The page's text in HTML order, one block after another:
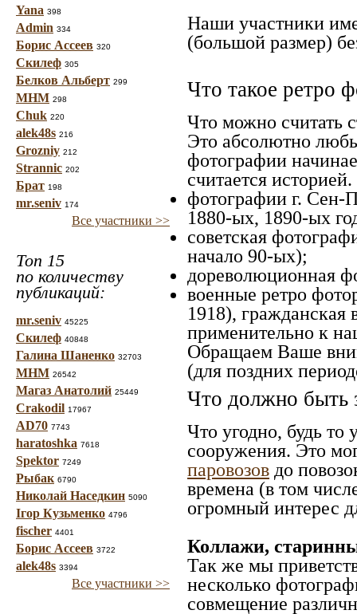
Yana 398
Admin 334
Борис Ассеев 320
Скилеф 305
Белков Альберт 299
МНМ 298
Chuk 220
alek48s 216
Grozniy 212
Strannic 202
Брат 198
mr.seniv 174
Все участники >>
Топ 15
по количеству
публикаций:
mr.seniv 45225
Скилеф 40848
Галина Шаненко 32703
МНМ 26542
Магаз Анатолий 25449
Crakodil 17967
AD70 7743
haratoshka 7618
Spektor 7249
Рыбак 6790
Николай Наседкин 5090
Ігор Кузьменко 4796
fischer 4401
Борис Ассеев 3722
alek48s 3394
Все участники >>
Наши участники
(большой размер)
Что такое ретро
Что можно считать
Это абсолютно
фотографии
считается
фотографии г. Сен-
1880-ых, 1890-ых
советская
начало 90-ых);
дореволюционная
военные ретро
1918), гражданская
применительно к
Обращаем Ваше
(для поздних
Что должно быть
Что угодно, будь
сооружения. Это
паровозов до
времена (в том
огромный интерес
Коллажи,
Так же мы
несколько
совмещение